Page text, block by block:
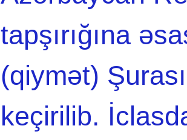
tapşırığına
(qiymət)
keçirilib.